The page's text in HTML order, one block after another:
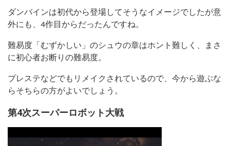
ダンバインは初代から登場してそうなイメージでしたが意
外にも、4作目からだったんですね。
難易度「むずかしい」のシュウの章はホント難しく、まさ
に初心者お断りの難易度。
プレステなどでもリメイクされているので、今から遊ぶな
らそちらの方がよいでしょう。
第4次スーパーロボット大戦